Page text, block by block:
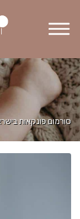
סורמום פונקאות